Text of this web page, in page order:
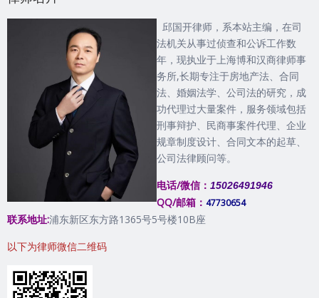
邱国开律师，系本站主编，在司
法机关从事过侦查和公诉工作数
年，现执业于上海博和汉商律师事
务所,长期专注于房地产法、合同
法、婚姻法学、公司法的研究，成
功代理过大量案件，服务领域包括
刑事辩护、民商事案件代理、企业
规章制度设计、合同文本的起草、
公司法律顾问等。
电话/微信： 15026491946
QQ/邮箱： 47730654
联系地址:浦东新区东方路1365号5号楼10B座
以下为律师微信二维码